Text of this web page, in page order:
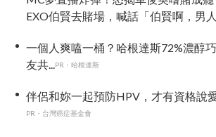
EXO伯賢去賭場，喊話「伯賢啊，男
一個人爽嗑一桶？哈根達斯72%濃醇
友共...PR・哈根達斯
伴侶和妳一起預防HPV，才有資格說
PR・台灣癌症基金會